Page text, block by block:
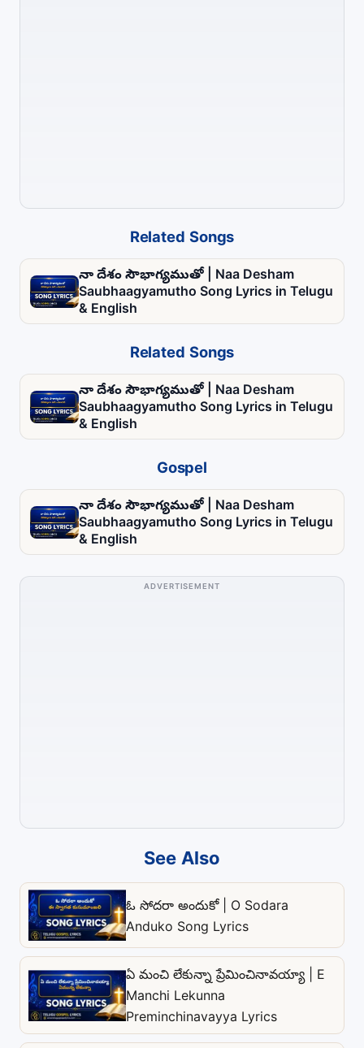
Related Songs
నా దేశం సౌభాగ్యముతో | Naa Desham
Saubhaagyamutho Song Lyrics in Telugu
& English
Related Songs
నా దేశం సౌభాగ్యముతో | Naa Desham
Saubhaagyamutho Song Lyrics in Telugu
& English
Gospel
నా దేశం సౌభాగ్యముతో | Naa Desham
Saubhaagyamutho Song Lyrics in Telugu
& English
ADVERTISEMENT
See Also
ఓ సోదరా అందుకో | O Sodara
Anduko Song Lyrics
ఏ మంచి లేకున్నా ప్రేమించినావయ్యా | E
Manchi Lekunna
Preminchinavayya Lyrics